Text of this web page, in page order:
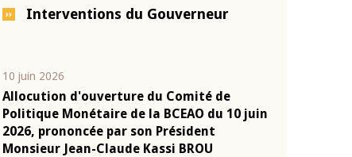
Interventions du Gouverneur
10 juin 2026
Allocution d'ouverture du Comité de
Politique Monétaire de la BCEAO du 10 juin
2026, prononcée par son Président
Monsieur Jean-Claude Kassi BROU